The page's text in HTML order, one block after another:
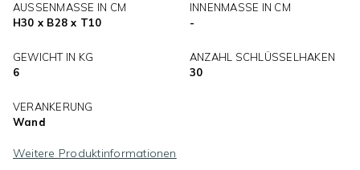
AUSSENMASSE IN CM
H30 x B28 x T10
INNENMASSE IN CM
-
GEWICHT IN KG
6
ANZAHL SCHLÜSSELHAKEN
30
VERANKERUNG
Wand
Weitere Produktinformationen